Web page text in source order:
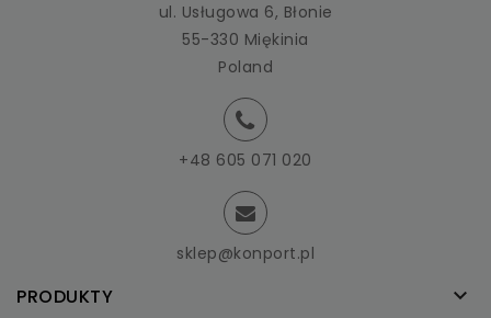
ul. Usługowa 6, Błonie
55-330 Miękinia
Poland
+48 605 071 020
sklep@konport.pl
PRODUKTY
